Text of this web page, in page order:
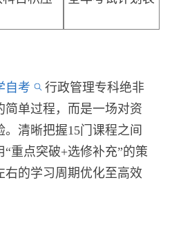
自考
行政管理专科绝非
简单过程，而是一场对资
清晰把握15门课程之间
重点突破+选修补充”的策
右的学习周期优化至高效